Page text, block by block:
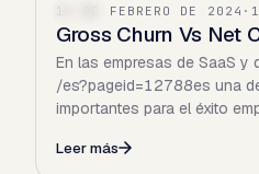
14 DE FEBRERO DE 2024 ·
Gross Churn Vs Net
En las empresas de SaaS y
/es?pageid=12788es una
importantes para el éxito
Leer más